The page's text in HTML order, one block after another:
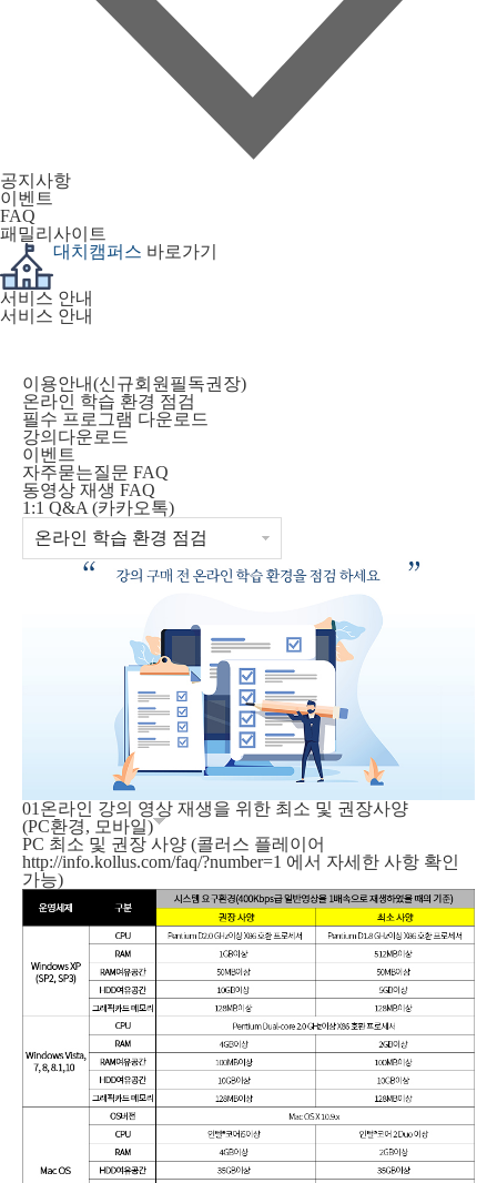
공지사항
이벤트
FAQ
패밀리사이트
대치캠퍼스 바로가기
서비스 안내
서비스 안내
이용안내(신규회원필독권장)
온라인 학습 환경 점검
필수 프로그램 다운로드
강의다운로드
이벤트
자주묻는질문 FAQ
동영상 재생 FAQ
1:1 Q&A (카카오톡)
01 온라인 강의 영상 재생을 위한 최소 및 권장사양
(PC환경, 모바일)
PC 최소 및 권장 사양 (콜러스 플레이어
http://info.kollus.com/faq/?number=1 에서 자세한 사항 확인
가능)